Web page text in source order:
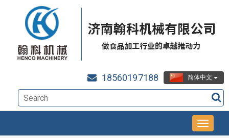
简体中文
18560197188